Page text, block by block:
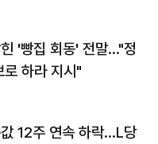
'빵집 회동' 전말…"정
로 하라 지시"
12주 연속 하락…L당